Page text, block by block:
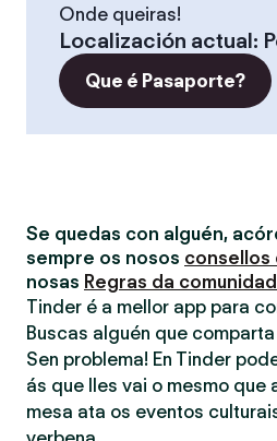
Onde queiras!
Localización actual:
Que é Pasaporte?
Se quedas con alguén,
sempre os nosos consellos
nosas Regras da
Tinder é a mellor app para
Buscas alguén que
Sen problema! En Tinder
ás que lles vai o mesmo que
mesa ata os eventos